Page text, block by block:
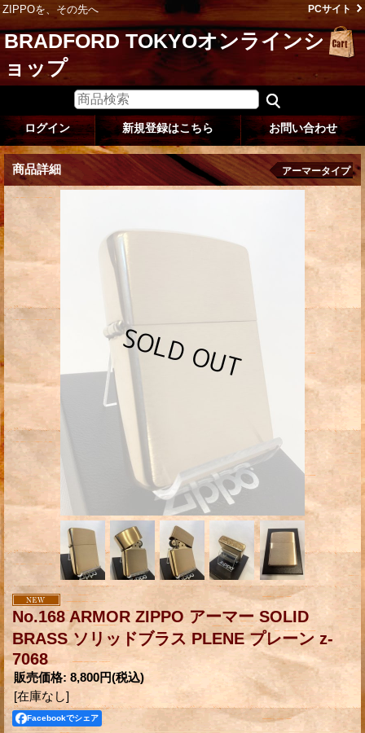
ZIPPOを、その先へ PCサイト
BRADFORD TOKYOオンラインシ
ョップ
ログイン 新規登録はこちら お問い合わせ
商品詳細 アーマータイプ
No.168 ARMOR ZIPPO アーマー SOLID
BRASS ソリッドブラス PLENE プレーン z-
7068
販売価格: 8,800円(税込)
[在庫なし]
Facebookでシェア